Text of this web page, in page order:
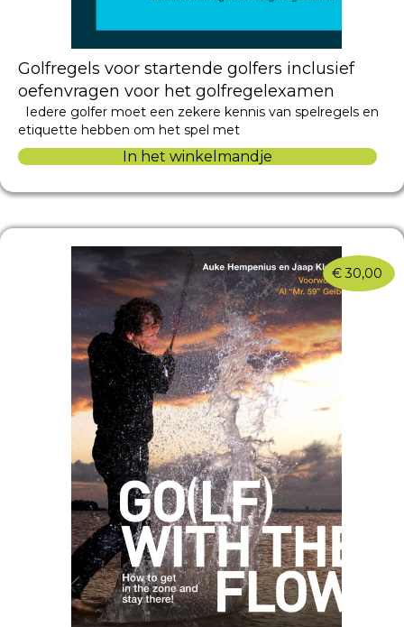
Golfregels voor startende golfers inclusief
oefenvragen voor het golfregelexamen
Iedere golfer moet een zekere kennis van spelregels en
etiquette hebben om het spel met
In het winkelmandje
€ 30,00